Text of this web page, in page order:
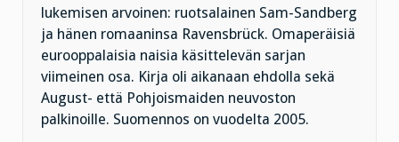
lukemisen arvoinen: ruotsalainen Sam-Sandberg
ja hänen romaaninsa Ravensbrück. Omaperäisiä
eurooppalaisia naisia käsittelevän sarjan
viimeinen osa. Kirja oli aikanaan ehdolla sekä
August- että Pohjoismaiden neuvoston
palkinoille. Suomennos on vuodelta 2005.